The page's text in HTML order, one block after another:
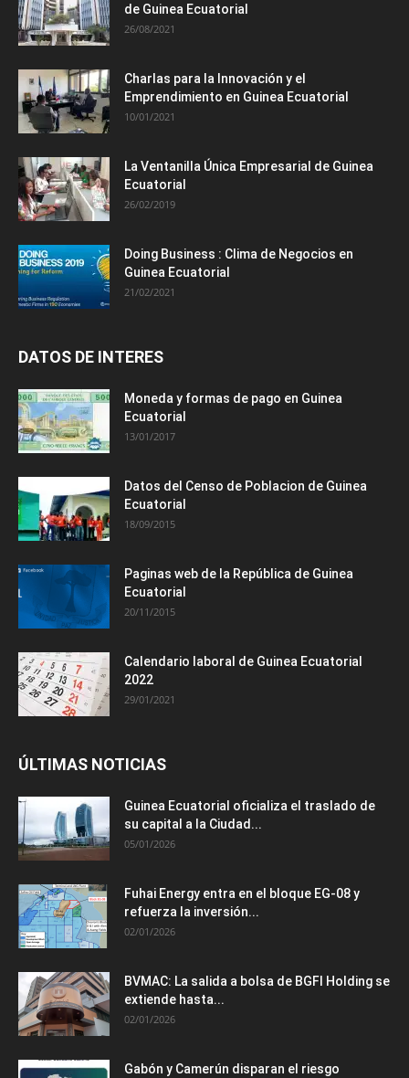
de Guinea Ecuatorial
26/08/2021
Charlas para la Innovación y el
Emprendimiento en Guinea Ecuatorial
10/01/2021
La Ventanilla Única Empresarial de Guinea
Ecuatorial
26/02/2019
Doing Business : Clima de Negocios en
Guinea Ecuatorial
21/02/2021
DATOS DE INTERES
Moneda y formas de pago en Guinea
Ecuatorial
13/01/2017
Datos del Censo de Poblacion de Guinea
Ecuatorial
18/09/2015
Paginas web de la República de Guinea
Ecuatorial
20/11/2015
Calendario laboral de Guinea Ecuatorial
2022
29/01/2021
ÚLTIMAS NOTICIAS
Guinea Ecuatorial oficializa el traslado de
su capital a la Ciudad...
05/01/2026
Fuhai Energy entra en el bloque EG-08 y
refuerza la inversión...
02/01/2026
BVMAC: La salida a bolsa de BGFI Holding se
extiende hasta...
02/01/2026
Gabón y Camerún disparan el riesgo